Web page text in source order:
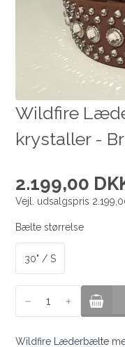
Wildfire
krystaller -
2.199,00
Vejl. udsalgspris
Bælte størrelse
30" / S
Wildfire Læderbælte